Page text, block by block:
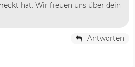
hat. Wir freuen uns über dein
Antworten